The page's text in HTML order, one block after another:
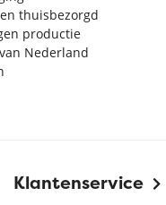
thuisbezorgd
productie
Nederland
Klantenservice